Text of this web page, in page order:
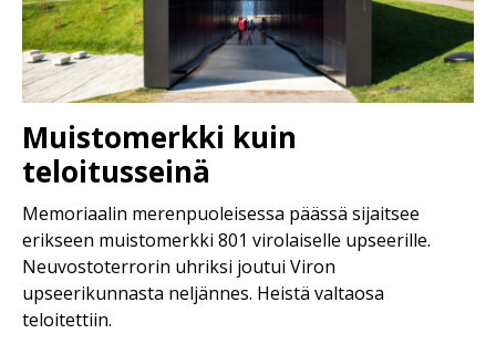
Muistomerkki kuin
teloitusseinä
Memoriaalin merenpuoleisessa päässä sijaitsee
erikseen muistomerkki 801 virolaiselle upseerille.
Neuvostoterrorin uhriksi joutui Viron
upseerikunnasta neljännes. Heistä valtaosa
teloitettiin.